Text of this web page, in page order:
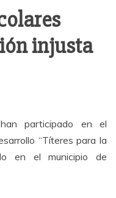
injusta
participado en el
“Títeres para la
en el municipio de